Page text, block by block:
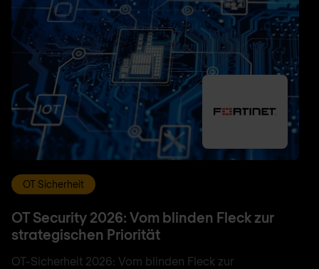
OT Sicherheit
OT Security 2026: Vom blinden Fleck zur
strategischen Priorität
OT-Sicherheit 2026: Vom blinden Fleck zur